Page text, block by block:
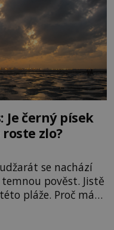
Je černý písek
zlo?
se nachází
pověst. Jistě
pláže. Proč má
k nevysvětlitelným